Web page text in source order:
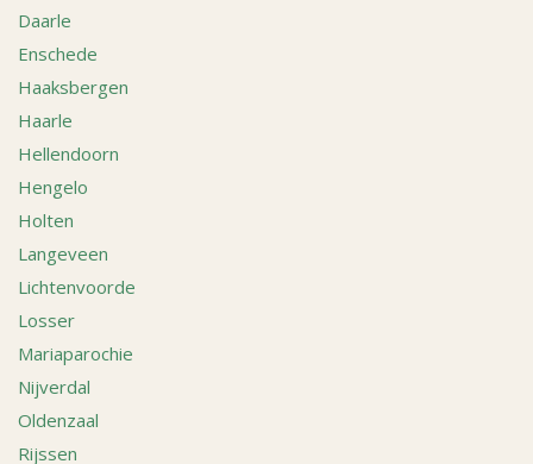
Daarle
Enschede
Haaksbergen
Haarle
Hellendoorn
Hengelo
Holten
Langeveen
Lichtenvoorde
Losser
Mariaparochie
Nijverdal
Oldenzaal
Rijssen